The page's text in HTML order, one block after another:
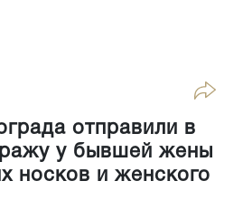
отправили в
у бывшей жены
носков и женского